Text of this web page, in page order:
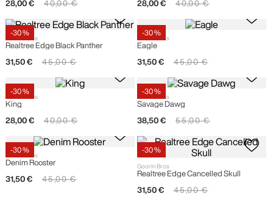
28,00 € 40,00 € 28,00 € 40,00 €
-30 %
Goorin Bros
Realtree Edge Black Panther
31,50 € 45,00 €
-30 %
Goorin Bros
Eagle
31,50 € 45,00 €
-30 %
Goorin Bros
King
28,00 € 40,00 €
-30 %
Goorin Bros
Savage Dawg
38,50 € 55,00 €
-30 %
Goorin Bros
Denim Rooster
31,50 € 45,00 €
-30 %
Goorin Bros
Realtree Edge Cancelled Skull
31,50 € 45,00 €